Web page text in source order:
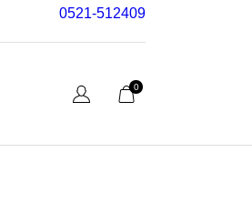
0521-512409
0